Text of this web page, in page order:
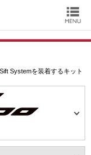
Systemを装着するキット